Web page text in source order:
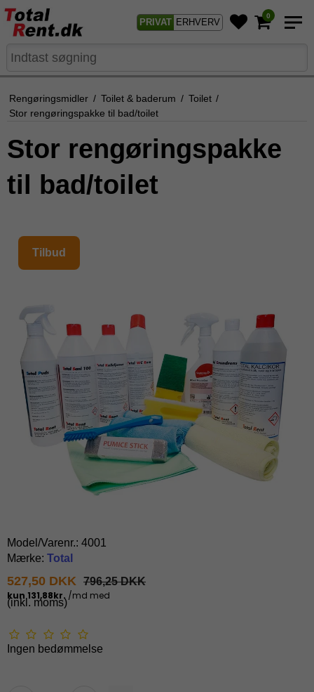
PRIVAT ERHVERV
0
Rengøringsmidler / Toilet & baderum / Toilet /
Stor rengøringspakke til bad/toilet
Stor rengøringspakke
til bad/toilet
Tilbud
Model/Varenr.: 4001
Mærke: Total
527,50 DKK 796,25 DKK
(inkl. moms)
Ingen bedømmelse